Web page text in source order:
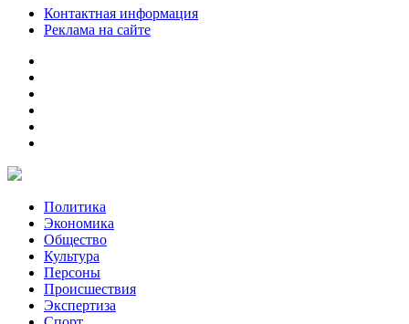
Контактная информация
Реклама на сайте
Политика
Экономика
Общество
Культура
Персоны
Происшествия
Экспертиза